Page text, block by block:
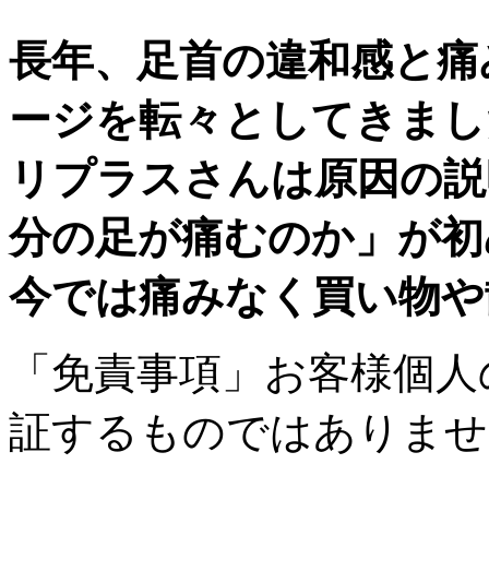
長年、足首の違和感と
ージを転々としてきま
リプラスさんは原因の
分の足が痛むのか」が
今では痛みなく買い物
「免責事項」お客様個
証するものではありま